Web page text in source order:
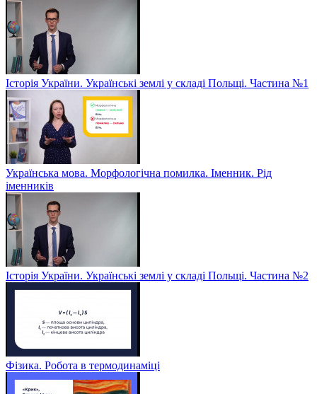
Історія України. Українські землі у складі Польщі. Частина №1
Українська мова. Морфологічна помилка. Іменник. Рід
іменників
Історія України. Українські землі у складі Польщі. Частина №2
Фізика. Робота в термодинаміці